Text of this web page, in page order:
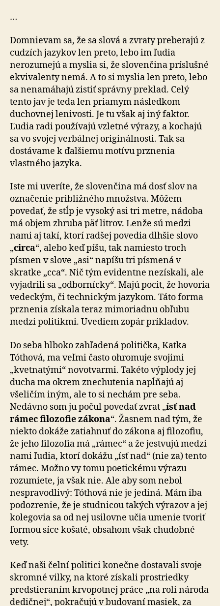
…
Domnievam sa, že sa slová a zvraty preberajú z
cudzích jazykov len preto, lebo im ľudia
nerozumejú a myslia si, že slovenčina príslušné
ekvivalenty nemá. A to si myslia len preto, lebo
sa nenamáhajú zistiť správny preklad. Celý
tento jav je teda len priamym následkom
duchovnej lenivosti. Je tu však aj iný faktor.
Ľudia radi používajú vzletné výrazy, a kochajú
sa vo svojej verbálnej originálnosti. Tak sa
dostávame k ďalšiemu motívu prznenia
vlastného jazyka.
Iste mi uveríte, že slovenčina má dosť slov na
označenie približného množstva. Môžem
povedať, že stĺp je vysoký asi tri metre, nádoba
má objem zhruba päť litrov. Lenže sú medzi
nami aj takí, ktorí radšej povedia dlhšie slovo
„circa“, alebo keď píšu, tak namiesto troch
písmen v slove „asi“ napíšu tri písmená v
skratke „cca“. Nič tým evidentne nezískali, ale
vyjadrili sa „odbornícky“. Majú pocit, že hovoria
vedeckým, či technickým jazykom. Táto forma
prznenia získala teraz mimoriadnu obľubu
medzi politikmi. Uvediem zopár príkladov.
Do seba hlboko zahľadená politička, Katka
Tóthová, ma veľmi často ohromuje svojimi
„kvetnatými“ novotvarmi. Takéto výplody jej
ducha ma okrem znechutenia napĺňajú aj
všeličím iným, ale to si nechám pre seba.
Nedávno som ju počul povedať zvrat „ísť nad
rámec filozofie zákona“. Žasnem nad tým, že
niekto dokáže zatiahnuť do zákona aj filozofiu,
že jeho filozofia má „rámec“ a že jestvujú medzi
nami ľudia, ktorí dokážu „ísť nad“ (nie za) tento
rámec. Možno vy tomu poetickému výrazu
rozumiete, ja však nie. Ale aby som nebol
nespravodlivý: Tóthová nie je jediná. Mám iba
podozrenie, že je studnicou takých výrazov a jej
kolegovia sa od nej usilovne učia umenie tvoriť
formou síce košaté, obsahom však chudobné
vety.
Keď naši čelní politici konečne dostavali svoje
skromné vilky, na ktoré získali prostriedky
predstieraním krvopotnej práce „na roli národa
dedičnej“, pokračujú v budovaní masiek, za